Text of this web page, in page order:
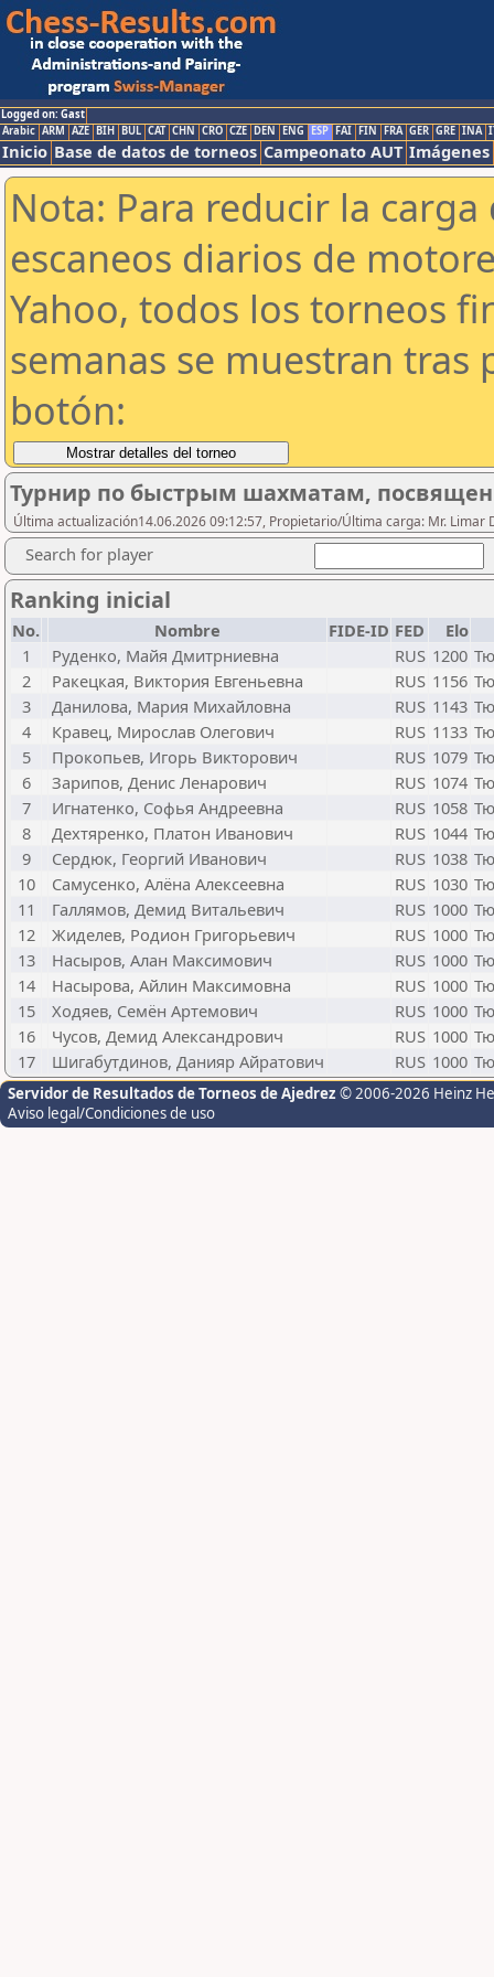
Logged on: Gast
Arabic ARM AZE BIH BUL CAT CHN CRO CZE DEN ENG ESP FAI FIN FRA GER GRE INA
Inicio Base de datos de torneos Campeonato AUT Imágenes
Nota: Para reducir la
escaneos diarios de
Yahoo, todos los torneos
semanas se muestran tras
botón:
Турнир по быстрым шахматам,
Última actualización14.06.2026 09:12:57, Propietario/Última carga: Mr. Limar
Search for player
Ranking inicial
No. Nombre FIDE-ID FED
Elo
1
Руденко, Майя Дмитрниевна RUS 1200
2
Ракецкая, Виктория Евгеньевна RUS 1156
3
Данилова, Мария Михайловна RUS 1143
4
Кравец, Мирослав Олегович RUS 1133
5
Прокопьев, Игорь Викторович RUS 1079
6
Зарипов, Денис Ленарович RUS 1074
7
Игнатенко, Софья Андреевна RUS 1058
8
Дехтяренко, Платон Иванович RUS 1044
9
Сердюк, Георгий Иванович RUS 1038
10
Самусенко, Алёна Алексеевна RUS 1030
11
Галлямов, Демид Витальевич RUS 1000
12
Жиделев, Родион Григорьевич RUS 1000
13
Насыров, Алан Максимович RUS 1000
14
Насырова, Айлин Максимовна RUS 1000
15
Ходяев, Семён Артемович RUS 1000
16
Чусов, Демид Александрович RUS 1000
17
Шигабутдинов, Данияр Айратович RUS 1000
Servidor de Resultados de Torneos de Ajedrez © 2006-2026 Heinz
Aviso legal/Condiciones de uso